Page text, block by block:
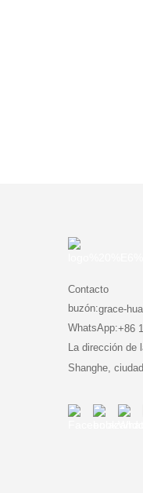
Contacto
buzón:grace-
WhatsApp:+86
La dirección de
Shanghe,